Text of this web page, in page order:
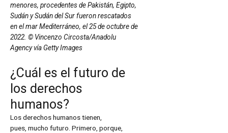
menores, procedentes de Pakistán, Egipto,
Sudán y Sudán del Sur fueron rescatados
en el mar Mediterráneo, el 25 de octubre de
2022. © Vincenzo Circosta/Anadolu
Agency vía Getty Images
¿Cuál es el futuro de
los derechos
humanos?
Los derechos humanos tienen,
pues, mucho futuro. Primero, porque,